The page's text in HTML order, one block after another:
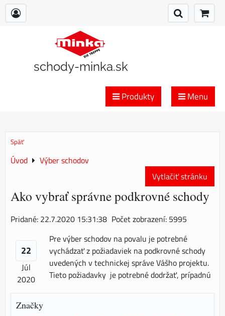
schody-minka.sk
Produkty Menu
Späť
Úvod
Výber schodov
Vytlačiť stránku
Ako vybrať správne podkrovné schody
Pridané: 22.7.2020 15:31:38 Počet zobrazení: 5995
22
Júl
2020
Značky
Pre výber schodov na povalu je potrebné
vychádzať z požiadaviek na podkrovné schody
uvedených v technickej správe Vášho projektu.
Tieto požiadavky je potrebné dodržať, prípadnú